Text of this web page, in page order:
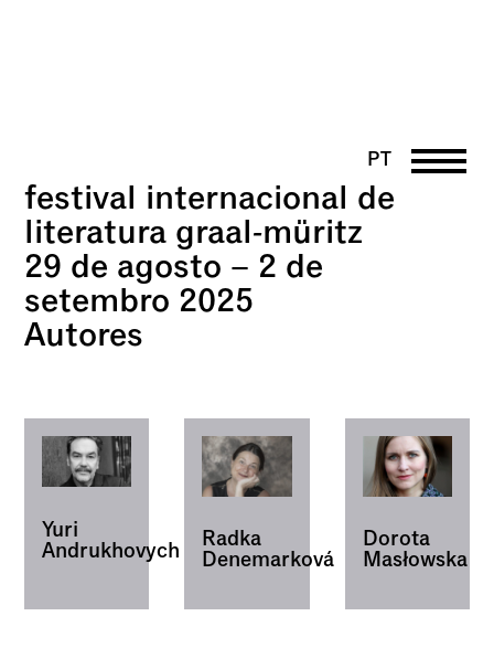
DE
PT
festival internacional de
literatura graal-müritz
29 de agosto – 2 de
setembro 2025
Autores
Yuri
Andrukhovych Radka
Denemarková
Dorota
Masłowska